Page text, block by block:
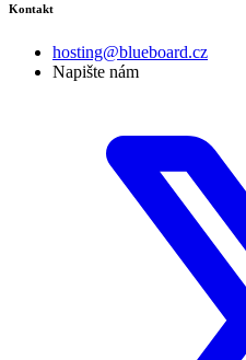
Kontakt
hosting@blueboard.cz
Napište nám